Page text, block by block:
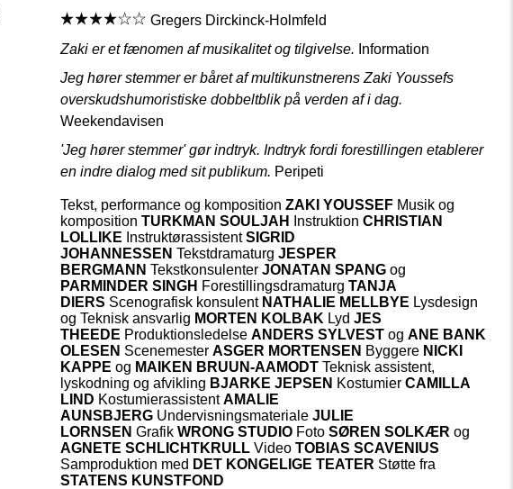
Gregers Dirckinck-Holmfeld
Zaki er et fænomen af musikalitet og tilgivelse. Information
Jeg hører stemmer er båret af multikunstnerens Zaki Youssefs
overskudshumoristiske dobbeltblik på verden af i dag.
Weekendavisen
'Jeg hører stemmer' gør indtryk. Indtryk fordi forestillingen etablerer
en indre dialog med sit publikum. Peripeti
Tekst, performance og kompositionZAKI YOUSSEF Musik og
kompositionTURKMAN SOULJAH InstruktionCHRISTIAN
LOLLIKE Instruktørassistent SIGRID
JOHANNESSENTekstdramaturgJESPER
BERGMANN TekstkonsulenterJONATAN SPANGog
PARMINDER SINGH ForestillingsdramaturgTANJA
DIERS Scenografisk konsulent NATHALIE MELLBYE Lysdesign
og Teknisk ansvarlig MORTEN KOLBAK LydJES
THEEDE ProduktionsledelseANDERS SYLVEST ogANE BANK
OLESEN ScenemesterASGER MORTENSEN Byggere NICKI
KAPPEog MAIKEN BRUUN-AAMODTTeknisk assistent,
lyskodning og afvikling BJARKE JEPSEN KostumierCAMILLA
LIND KostumierassistentAMALIE
AUNSBJERG UndervisningsmaterialeJULIE
LORNSEN GrafikWRONG STUDIO FotoSØREN SOLKÆR og
AGNETE SCHLICHTKRULL VideoTOBIAS SCAVENIUS
Samproduktion med DET KONGELIGE TEATER Støtte fra
STATENS KUNSTFOND